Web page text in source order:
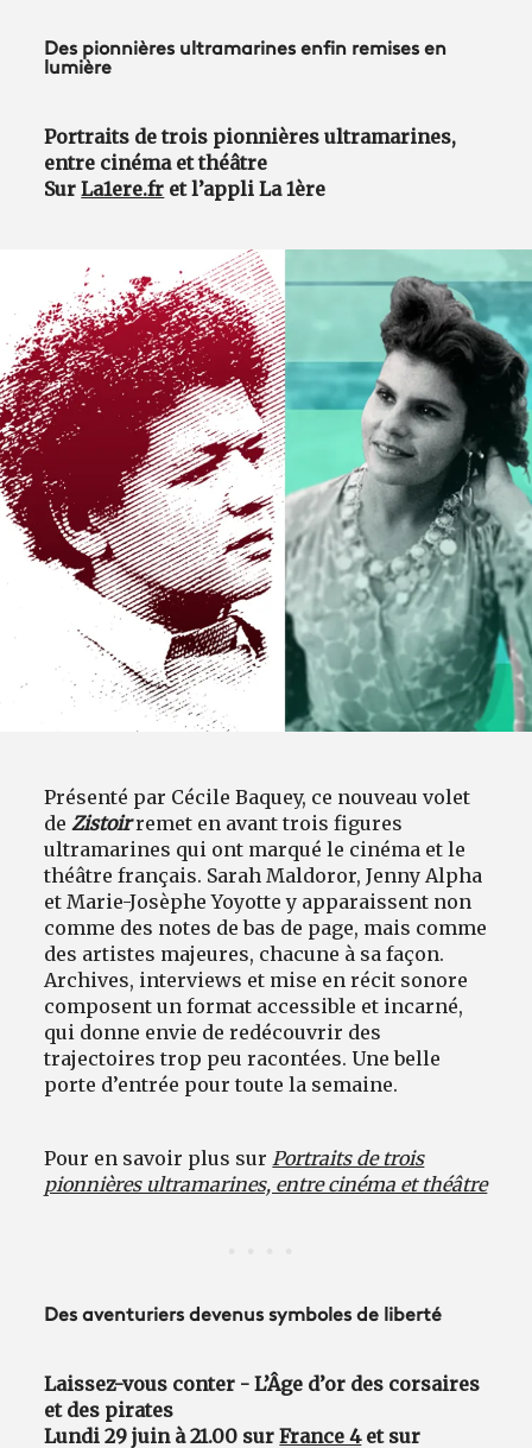
Des pionnières ultramarines enfin remises en
lumière
Portraits de trois pionnières ultramarines,
entre cinéma et théâtre
SurLa1ere.fr et l’appli La 1ère
Présenté par Cécile Baquey, ce nouveau volet
deZistoirremet en avant trois figures
ultramarines qui ont marqué le cinéma et le
théâtre français. Sarah Maldoror, Jenny Alpha
et Marie-Josèphe Yoyotte y apparaissent non
comme des notes de bas de page, mais comme
des artistes majeures, chacune à sa façon.
Archives, interviews et mise en récit sonore
composent un format accessible et incarné,
qui donne envie de redécouvrir des
trajectoires trop peu racontées. Une belle
porte d’entrée pour toute la semaine.
Pour en savoir plus surPortraits de trois
pionnières ultramarines, entre cinéma et théâtre
Des aventuriers devenus symboles de liberté
Laissez-vous conter - L’Âge d’or des corsaires
et des pirates
Lundi 29 juin à 21.00 surFrance 4et sur